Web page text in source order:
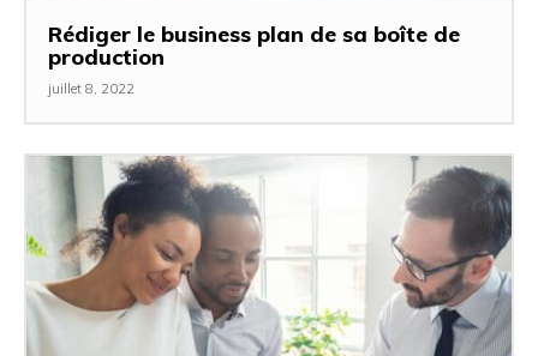
Rédiger le business plan de sa boîte de
production
juillet 8, 2022